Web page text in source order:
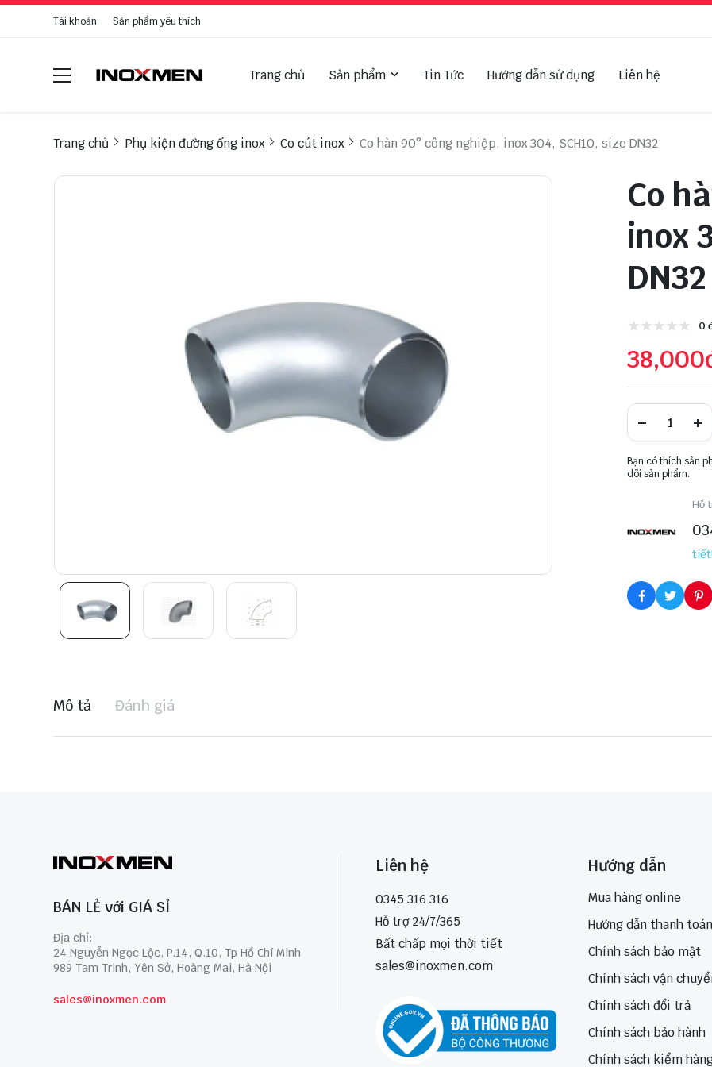
Tài khoản Sản phẩm yêu thích
Trang chủ Sản phẩm Tin Tức Hướng dẫn sử dụng Liên hệ
Trang chủ Phụ kiện đường ống inox Co cút inox Co hàn 90° công nghiệp, inox 304, SCH10, size DN32
Co
inox
DN32
0
Bạn có thích sản
dõi sản phẩm.
Hỗ
tiết!
Mô tả Đánh giá
BÁN LẺ với GIÁ SỈ
Địa chỉ:
24 Nguyễn Ngọc Lộc, P.14, Q.10, Tp Hồ Chí Minh
989 Tam Trinh, Yên Sở, Hoàng Mai, Hà Nội
sales@inoxmen.com
Liên hệ
0345 316 316
Hỗ trợ 24/7/365
Bất chấp mọi thời tiết
sales@inoxmen.com
Hướng dẫn
Mua hàng online
Hướng dẫn thanh toán
Chính sách bảo mật
Chính sách vận
Chính sách đổi trả
Chính sách bảo hành
Chính sách kiểm